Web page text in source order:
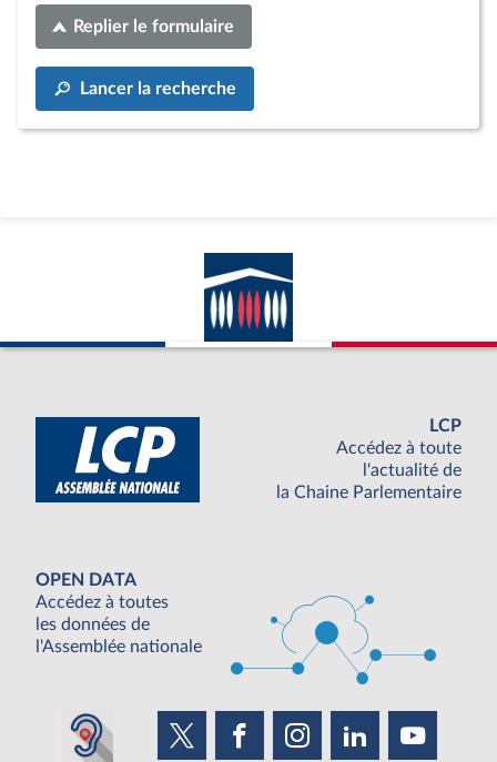
Replier le formulaire
Lancer la recherche
LCP
Accédez à toute
l'actualité de
la Chaine Parlementaire
OPEN DATA
Accédez à toutes
les données de
l'Assemblée nationale